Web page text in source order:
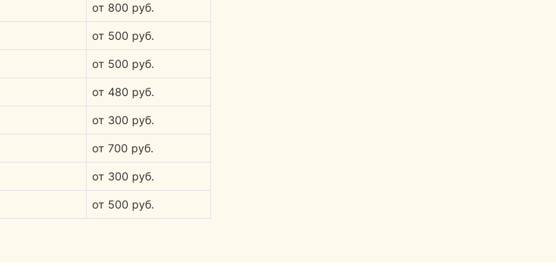
от 800 руб.
от 500 руб.
от 500 руб.
от 480 руб.
от 300 руб.
от 700 руб.
от 300 руб.
от 500 руб.